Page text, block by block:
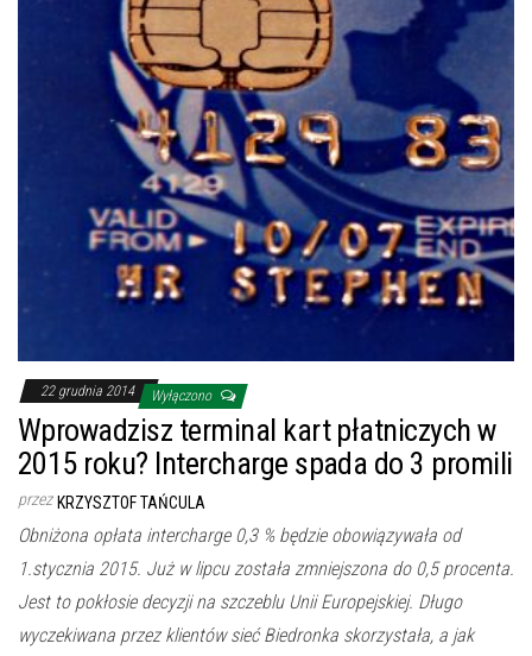
22 grudnia 2014 Wyłączono
Wprowadzisz terminal kart płatniczych w
2015 roku? Intercharge spada do 3 promili
przez KRZYSZTOF TAŃCULA
Obniżona opłata intercharge 0,3 % będzie obowiązywała od
1.stycznia 2015. Już w lipcu została zmniejszona do 0,5 procenta.
Jest to pokłosie decyzji na szczeblu Unii Europejskiej. Długo
wyczekiwana przez klientów sieć Biedronka skorzystała, a jak